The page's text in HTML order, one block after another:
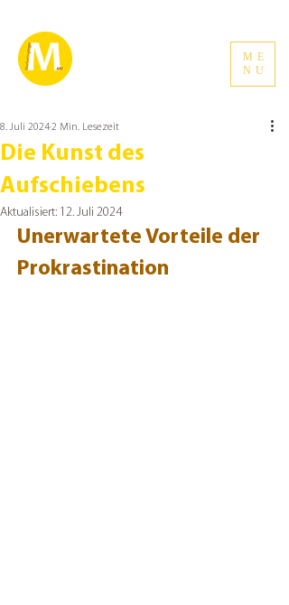
ME
NU
Die Kunst des
Aufschiebens
8. Juli 20242 Min. Lesezeit
Aktualisiert: 12. Juli 2024
Unerwartete Vorteile der
Prokrastination